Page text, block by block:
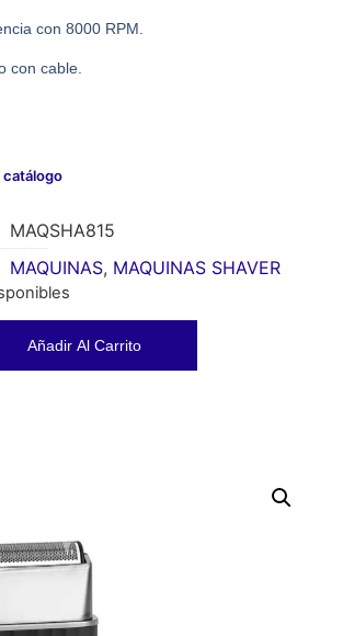
con 8000 RPM.
con cable.
catálogo
MAQSHA815
MAQUINAS, MAQUINAS SHAVER
Añadir Al Carrito